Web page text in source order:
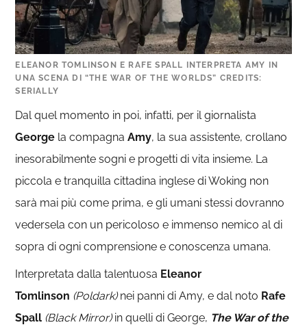
ELEANOR TOMLINSON E RAFE SPALL INTERPRETA AMY IN
UNA SCENA DI “THE WAR OF THE WORLDS” CREDITS:
SERIALLY
Dal quel momento in poi, infatti, per il giornalista
George la compagnaAmy, la sua assistente, crollano
inesorabilmente sogni e progetti di vita insieme. La
piccola e tranquilla cittadina inglese di Woking non
sarà mai più come prima, e gli umani stessi dovranno
vedersela con un pericoloso e immenso nemico al di
sopra di ogni comprensione e conoscenza umana.
Interpretata dalla talentuosa Eleanor
Tomlinson (Poldark)nei panni di Amy, e dal noto Rafe
Spall (Black Mirror)in quelli di George, The War of the